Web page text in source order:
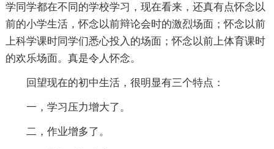
学同学都在不同的学校学习，现在看来，还真有点怀念以
前的小学生活，怀念以前辩论会时的激烈场面；怀念以前
上科学课时同学们悉心投入的场面；怀念以前上体育课时
的欢乐场面。真是令人怀念。
回望现在的初中生活，很明显有三个特点：
一，学习压力增大了。
二，作业增多了。